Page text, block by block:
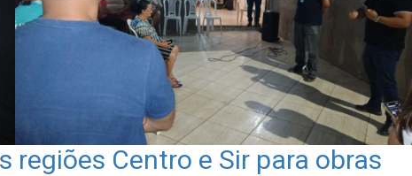
Centro e Sir para obras